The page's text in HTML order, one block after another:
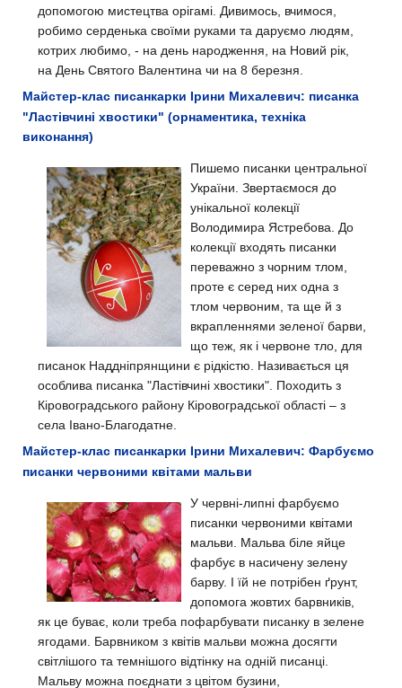
допомогою мистецтва орігамі. Дивимось, вчимося,
робимо серденька своїми руками та даруємо людям,
котрих любимо, - на день народження, на Новий рік,
на День Святого Валентина чи на 8 березня.
Майстер-клас писанкарки Ірини Михалевич: писанка
"Ластівчині хвостики" (орнаментика, техніка
виконання)
Пишемо писанки центральної
України. Звертаємося до
унікальної колекції
Володимира Ястребова. До
колекції входять писанки
переважно з чорним тлом,
проте є серед них одна з
тлом червоним, та ще й з
вкрапленнями зеленої барви,
що теж, як і червоне тло, для
писанок Наддніпрянщини є рідкістю. Називається ця
особлива писанка "Ластівчині хвостики". Походить з
Кіровоградського району Кіровоградської області – з
села Івано-Благодатне.
Майстер-клас писанкарки Ірини Михалевич: Фарбуємо
писанки червоними квітами мальви
У червні-липні фарбуємо
писанки червоними квітами
мальви. Мальва біле яйце
фарбує в насичену зелену
барву. І їй не потрібен ґрунт,
допомога жовтих барвників,
як це буває, коли треба пофарбувати писанку в зелене
ягодами. Барвником з квітів мальви можна досягти
світлішого та темнішого відтінку на одній писанці.
Мальву можна поєднати з цвітом бузини,